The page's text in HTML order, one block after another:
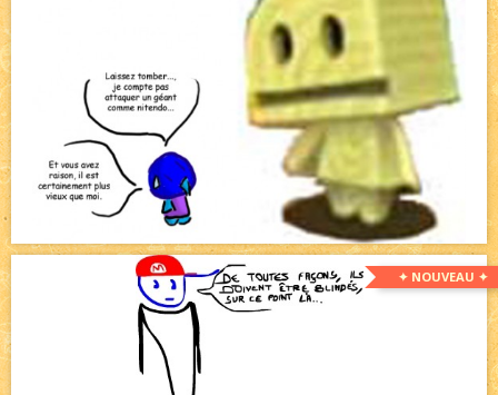
✦ NOUVEAU ✦